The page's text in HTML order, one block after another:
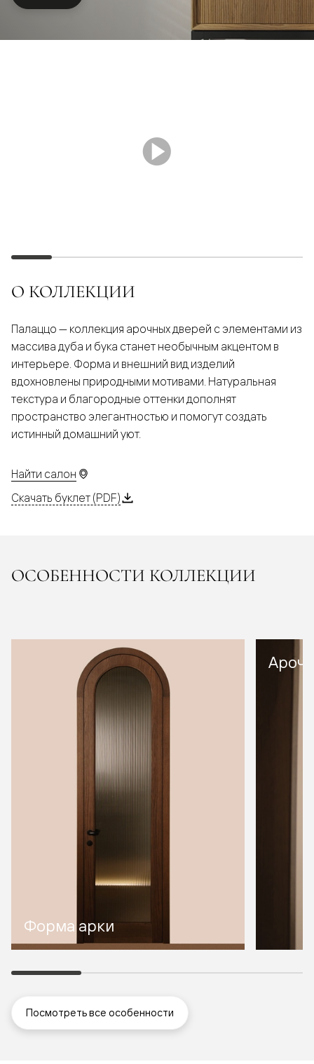
О КОЛЛЕКЦИИ
Палаццо — коллекция арочных дверей с элементами из
массива дуба и бука станет необычным акцентом в
интерьере. Форма и внешний вид изделий
вдохновлены природными мотивами. Натуральная
текстура и благородные оттенки дополнят
пространство элегантностью и помогут создать
истинный домашний уют.
Найти салон
Скачать буклет (PDF)
ОСОБЕННОСТИ КОЛЛЕКЦИИ
Форма арки
Посмотреть все особенности